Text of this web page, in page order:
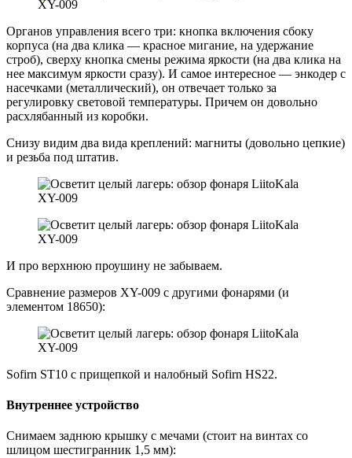
Органов управления всего три: кнопка включения сбоку
корпуса (на два клика — красное мигание, на удержание
строб), сверху кнопка смены режима яркости (на два клика на
нее максимум яркости сразу). И самое интересное — энкодер с
насечками (металлический), он отвечает только за
регулировку световой температуры. Причем он довольно
расхлябанный из коробки.
Снизу видим два вида креплений: магниты (довольно цепкие)
и резьба под штатив.
И про верхнюю проушину не забываем.
Сравнение размеров XY-009 с другими фонарями (и
элементом 18650):
Sofirn ST10 с прищепкой и налобный Sofirn HS22.
Внутреннее устройство
Снимаем заднюю крышку с мечами (стоит на винтах со
шлицом шестигранник 1,5 мм):